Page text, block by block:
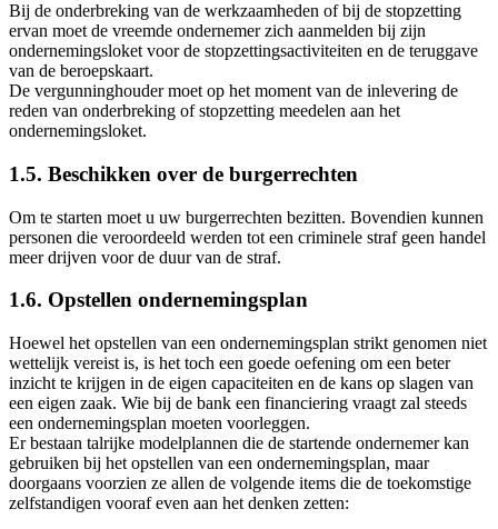
Bij de onderbreking van de werkzaamheden of bij de stopzetting
ervan moet de vreemde ondernemer zich aanmelden bij zijn
ondernemingsloket voor de stopzettingsactiviteiten en de teruggave
van de beroepskaart.
De vergunninghouder moet op het moment van de inlevering de
reden van onderbreking of stopzetting meedelen aan het
ondernemingsloket.
1.5. Beschikken over de burgerrechten
Om te starten moet u uw burgerrechten bezitten. Bovendien kunnen
personen die veroordeeld werden tot een criminele straf geen handel
meer drijven voor de duur van de straf.
1.6. Opstellen ondernemingsplan
Hoewel het opstellen van een ondernemingsplan strikt genomen niet
wettelijk vereist is, is het toch een goede oefening om een beter
inzicht te krijgen in de eigen capaciteiten en de kans op slagen van
een eigen zaak. Wie bij de bank een financiering vraagt zal steeds
een ondernemingsplan moeten voorleggen.
Er bestaan talrijke modelplannen die de startende ondernemer kan
gebruiken bij het opstellen van een ondernemingsplan, maar
doorgaans voorzien ze allen de volgende items die de toekomstige
zelfstandigen vooraf even aan het denken zetten: